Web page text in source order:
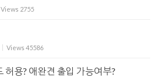
Views 2755
Views 45586
허용? 애완견 출입 가능여부?